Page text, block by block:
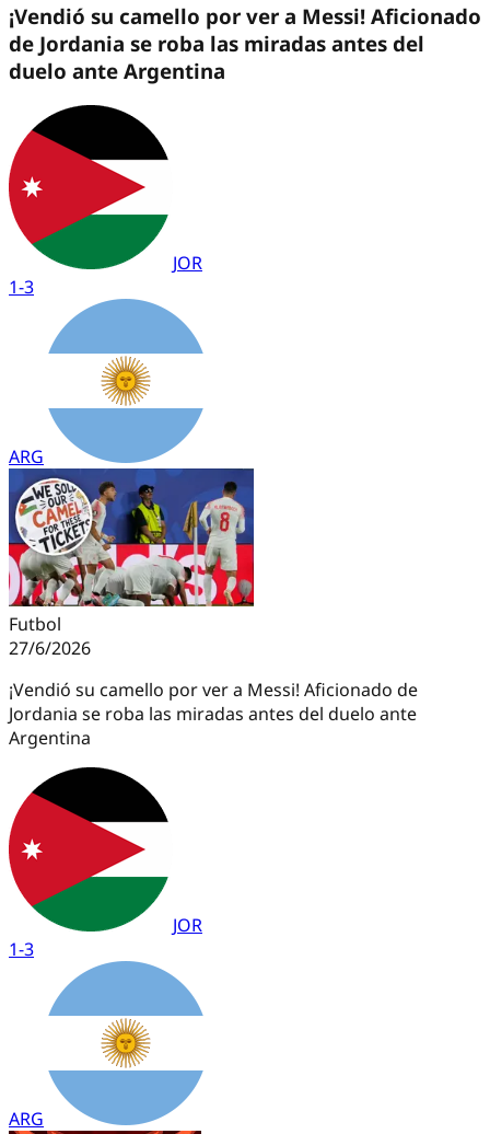
¡Vendió su camello por ver a Messi! Aficionado
de Jordania se roba las miradas antes del
duelo ante Argentina
JOR
1-3
ARG
Futbol
27/6/2026
¡Vendió su camello por ver a Messi! Aficionado de
Jordania se roba las miradas antes del duelo ante
Argentina
JOR
1-3
ARG